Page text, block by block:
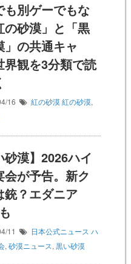
も別ゲーでもな
の砂漠」と「黒
」の共通キャ
界観を3分類で読
16 紅の砂漠紅の砂漠,
砂漠】2026ハイ
会が予告。新ク
銃？エダニア
11 日本公式ニュース ハ
, 砂漠ニュース, 黒い砂漠